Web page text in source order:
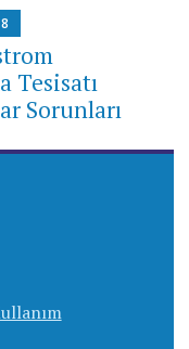
Tesisatı
Sorunları